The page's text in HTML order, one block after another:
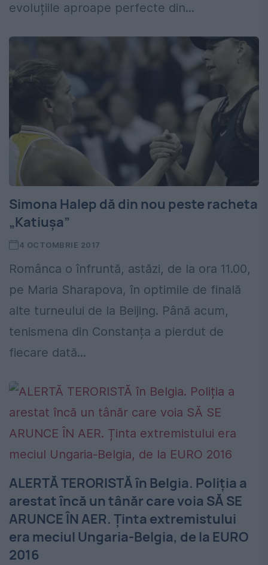
evoluțiile aproape perfecte din...
Simona Halep dă din nou peste racheta
„Katiușa”
4 OCTOMBRIE 2017
Românca o înfruntă, astăzi, de la ora 11.00,
pe Maria Sharapova, în optimile de finală
alte turneului de la Beijing. Până acum,
tenismena din Constanța a pierdut de
fiecare dată...
ALERTĂ TERORISTĂ în Belgia. Poliția a
arestat încă un tânăr care voia SĂ SE
ARUNCE ÎN AER. Ținta extremistului
era meciul Ungaria-Belgia, de la EURO
2016